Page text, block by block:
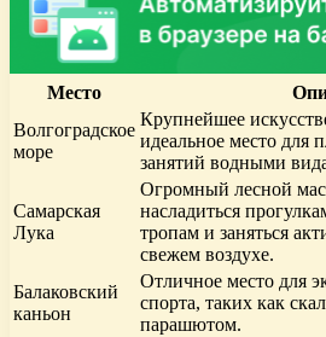
Место
Волгоградское
море
Крупнейшее
идеальное место для
занятий водными
Самарская
Лука
Огромный лесной
насладиться
тропам и заняться
свежем воздухе.
Балаковский
каньон
Отличное место для
спорта, таких как
парашютом.